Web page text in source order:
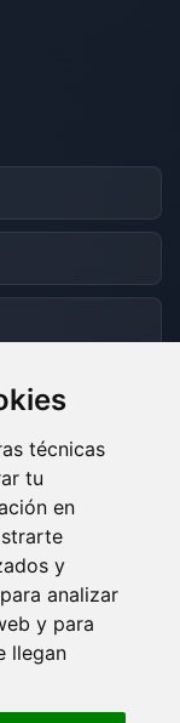
técnicas
tu
en
y
analizar
y para
llegan